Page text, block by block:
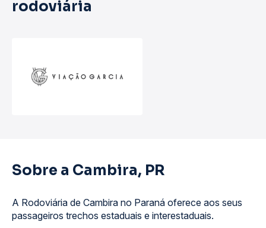
rodoviária
Sobre a Cambira, PR
A Rodoviária de Cambira no Paraná oferece aos seus
passageiros trechos estaduais e interestaduais.